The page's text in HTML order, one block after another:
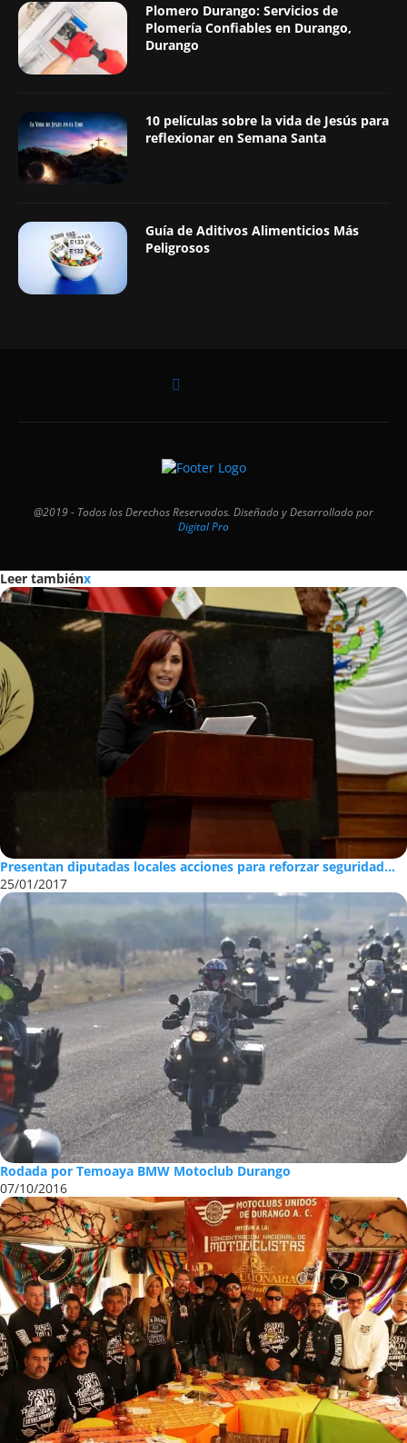
Plomero Durango: Servicios de
Plomería Confiables en Durango,
Durango
10 películas sobre la vida de Jesús para
reflexionar en Semana Santa
Guía de Aditivos Alimenticios Más
Peligrosos
@2019 - Todos los Derechos Reservados. Diseñado y Desarrollado por
Digital Pro
Leer tambiénx
Presentan diputadas locales acciones para reforzar seguridad...
25/01/2017
Rodada por Temoaya BMW Motoclub Durango
07/10/2016